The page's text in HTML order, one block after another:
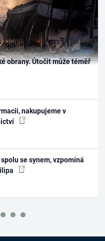
obrany. Útočit může téměř
nakupujeme v
se synem, vzpomíná